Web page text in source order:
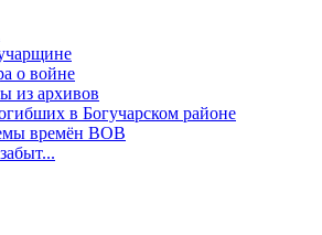
о войне
из архивов
в Богучарском районе
времён ВОВ